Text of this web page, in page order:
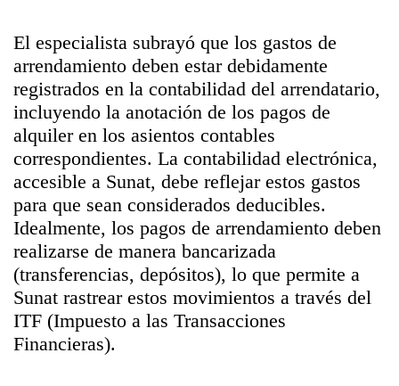
El especialista subrayó que los gastos de
arrendamiento deben estar debidamente
registrados en la contabilidad del arrendatario,
incluyendo la anotación de los pagos de
alquiler en los asientos contables
correspondientes. La contabilidad electrónica,
accesible a Sunat, debe reflejar estos gastos
para que sean considerados deducibles.
Idealmente, los pagos de arrendamiento deben
realizarse de manera bancarizada
(transferencias, depósitos), lo que permite a
Sunat rastrear estos movimientos a través del
ITF (Impuesto a las Transacciones
Financieras).